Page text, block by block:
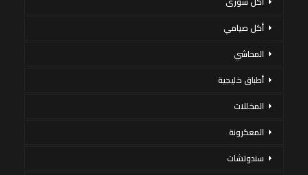
أكل صيامي
المحاشي
أطباق خليجية
المخللات
المعكرونة
سندوتشات